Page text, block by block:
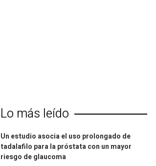
Lo más leído
Un estudio asocia el uso prolongado de
tadalafilo para la próstata con un mayor
riesgo de glaucoma